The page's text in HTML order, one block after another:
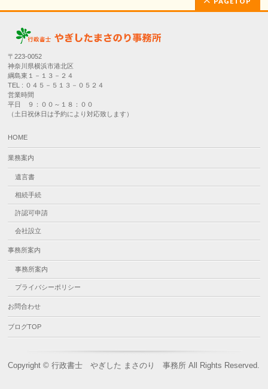
〒223-0052
神奈川県横浜市港北区
綱島東１－１３－２４
TEL : ０４５－５１３－０５２４
営業時間
平日 ９：００～１８：００
（土日祝休日は予約により対応致します）
HOME
業務案内
遺言書
相続手続
許認可申請
会社設立
事務所案内
事務所案内
プライバシーポリシー
お問合わせ
ブログTOP
Copyright ©行政書士 やぎした まさのり 事務所 All Rights Reserved.